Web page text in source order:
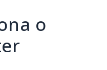
o